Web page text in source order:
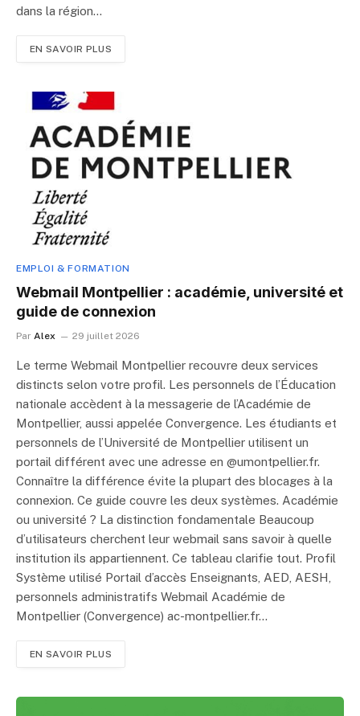
dans la région…
EN SAVOIR PLUS
EMPLOI & FORMATION
Webmail Montpellier : académie, université et
guide de connexion
Par Alex 29 juillet 2026
Le terme Webmail Montpellier recouvre deux services
distincts selon votre profil. Les personnels de l’Éducation
nationale accèdent à la messagerie de l’Académie de
Montpellier, aussi appelée Convergence. Les étudiants et
personnels de l’Université de Montpellier utilisent un
portail différent avec une adresse en @umontpellier.fr.
Connaître la différence évite la plupart des blocages à la
connexion. Ce guide couvre les deux systèmes. Académie
ou université ? La distinction fondamentale Beaucoup
d’utilisateurs cherchent leur webmail sans savoir à quelle
institution ils appartiennent. Ce tableau clarifie tout. Profil
Système utilisé Portail d’accès Enseignants, AED, AESH,
personnels administratifs Webmail Académie de
Montpellier (Convergence) ac-montpellier.fr…
EN SAVOIR PLUS